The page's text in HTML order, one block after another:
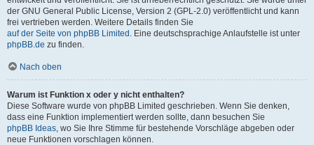
der GNU General Public License, Version 2 (GPL-2.0) veröffentlicht und kann
frei vertrieben werden. Weitere Details finden Sie
auf der Seite von phpBB Limited . Eine deutschsprachige Anlaufstelle ist unter
phpBB.de zu finden.
Nach oben
Warum ist Funktion x oder y nicht enthalten?
Diese Software wurde von phpBB Limited geschrieben. Wenn Sie denken,
dass eine Funktion implementiert werden sollte, dann besuchen Sie
phpBB Ideas, wo Sie Ihre Stimme für bestehende Vorschläge abgeben oder
neue Funktionen vorschlagen können.